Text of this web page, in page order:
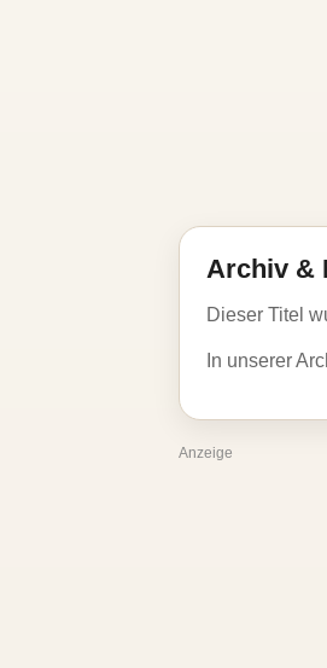
Archiv &
Dieser Titel
In unserer
Anzeige